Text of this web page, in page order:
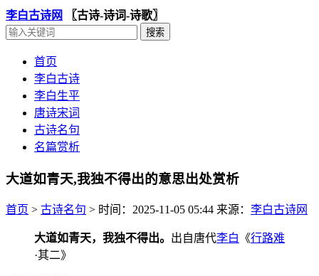
李白古诗网 〖古诗-诗词-诗歌〗
首页
李白古诗
李白生平
唐诗宋词
古诗名句
名篇赏析
大道如青天,我独不得出的意思出处赏析
首页 > 古诗名句 > 时间：2025-11-05 05:44 来源： 李白古诗网
大道如青天，我独不得出。 出自唐代李白 《行路难
·其二》